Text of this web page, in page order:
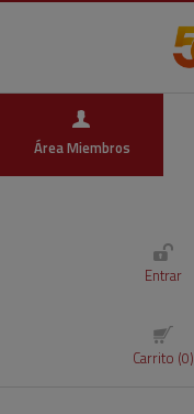
Área Miembros
Entrar
Carrito (0)